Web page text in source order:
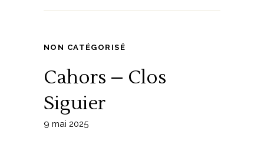
NON CATÉGORISÉ
Cahors – Clos
Siguier
9 mai 2025